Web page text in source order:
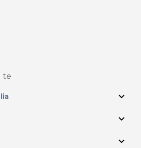
facebook
su youtube
su instagram
te
expand_more
expand_more
expand_more